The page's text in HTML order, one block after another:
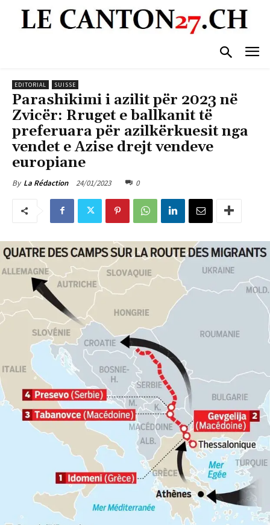
EDITORIAL SUISSE
Parashikimi i azilit për 2023 në
Zvicër: Rruget e ballkanit të
preferuara për azilkërkuesit nga
vendet e Azise drejt vendeve
europiane
By La Rédaction 24/01/2023 0